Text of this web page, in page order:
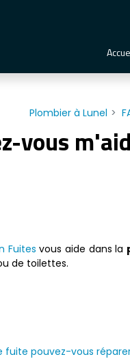
Plombier à Lunel
vous
Fuitesvous aide dans la
de toilettes.
fuite pouvez-vous